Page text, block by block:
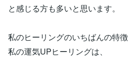
と感じる方も多いと思います。
私のヒーリングのいちばんの特徴
私の運気UPヒーリングは、